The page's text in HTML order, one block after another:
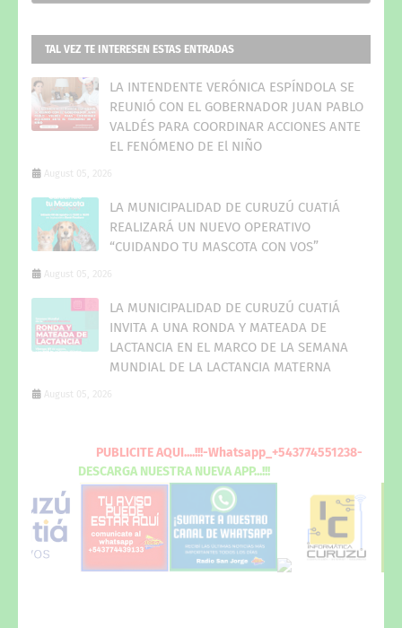
TAL VEZ TE INTERESEN ESTAS ENTRADAS
LA INTENDENTE VERÓNICA ESPÍNDOLA SE
REUNIÓ CON EL GOBERNADOR JUAN PABLO
VALDÉS PARA COORDINAR ACCIONES ANTE
EL FENÓMENO DE El NIÑO
August 05, 2026
LA MUNICIPALIDAD DE CURUZÚ CUATIÁ
REALIZARÁ UN NUEVO OPERATIVO
“CUIDANDO TU MASCOTA CON VOS”
August 05, 2026
LA MUNICIPALIDAD DE CURUZÚ CUATIÁ
INVITA A UNA RONDA Y MATEADA DE
LACTANCIA EN EL MARCO DE LA SEMANA
MUNDIAL DE LA LACTANCIA MATERNA
August 05, 2026
PUBLICITEAQUI....!!!-Whatsapp_+543774551238-
DESCARGANUESTRA NUEVAAPP...!!!